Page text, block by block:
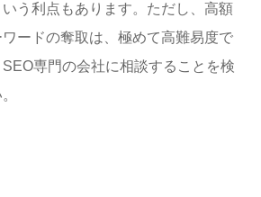
う利点もあります。ただし、高額
ードの奪取は、極めて高難易度で
専門の会社に相談することを検